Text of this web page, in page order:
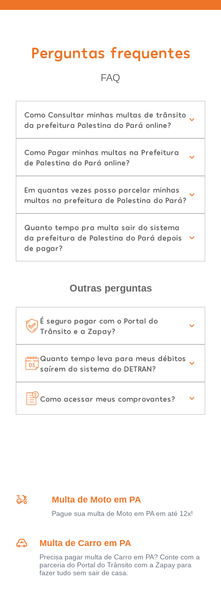
Perguntas frequentes
FAQ
Como Consultar minhas multas de trânsito
da prefeitura Palestina do Pará online?
Como Pagar minhas multas na Prefeitura
de Palestina do Pará online?
Em quantas vezes posso parcelar minhas
multas na prefeitura de Palestina do Pará?
Quanto tempo pra multa sair do sistema
da prefeitura de Palestina do Pará depois
de pagar?
Outras perguntas
É seguro pagar com o Portal do
Trânsito e a Zapay?
Quanto tempo leva para meus débitos
saírem do sistema do DETRAN?
Como acessar meus comprovantes?
Multa de Moto em PA
Pague sua multa de Moto em PA em até 12x!
Multa de Carro em PA
Precisa pagar multa de Carro em PA? Conte com a
parceria do Portal do Trânsito com a Zapay para
fazer tudo sem sair de casa.